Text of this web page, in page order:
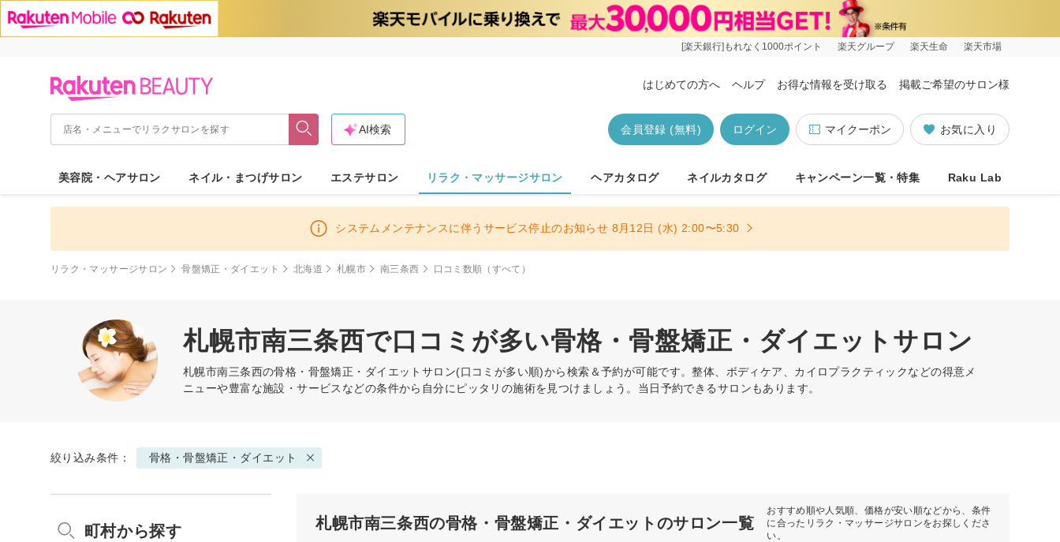
[楽天銀行]もれなく1000ポイント 楽天グループ 楽天生命 楽天市場
はじめての方へ ヘルプ お得な情報を受け取る 掲載ご希望のサロン様
お気に入り
マイクーポン
ログイン
会員登録 (無料)
AI検索
美容院・ヘアサロン ネイル・まつげサロン エステサロン リラク・マッサージサロン ヘアカタログ ネイルカタログ キャンペーン一覧・特集 Raku Lab
システムメンテナンスに伴うサービス停止のお知らせ 8月12日 (水) 2:00〜5:30
リラク・マッサージサロン 骨盤矯正・ダイエット 北海道 札幌市 南三条西 口コミ数順（すべて）
札幌市南三条西で口コミが多い骨格・骨盤矯正・ダイエットサロン
札幌市南三条西の骨格・骨盤矯正・ダイエット サロン(口コミが多い順)から検索＆予約が可能です。整体、ボディケア、カイロプラクティックなどの得意メ
ニューや豊富な施設・サービスなどの条件から自分にピッタリの施術を見つけましょう。当日予約できるサロンもあります。
絞り込み条件： 骨格・骨盤矯正・ダイエット
札幌市南三条西の骨格・骨盤矯正・ダイエットのサロン一覧
おすすめ順や人気順、価格が安い順などから、条件
に合ったリラク・マッサージサロンをお探しくださ
い。
町村から探す